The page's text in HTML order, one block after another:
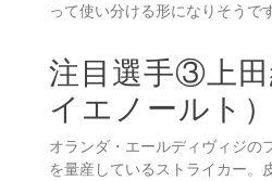
って使い分ける形になりそうです
注目選手③上
イエノールト）
オランダ・エールディヴィジの
を量産しているストライカー。